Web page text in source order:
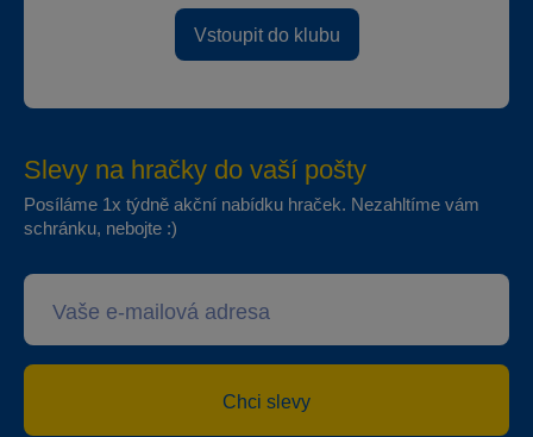
Vstoupit do klubu
Slevy na hračky do vaší pošty
Posíláme 1x týdně akční nabídku hraček. Nezahltíme vám
schránku, nebojte :)
Chci slevy